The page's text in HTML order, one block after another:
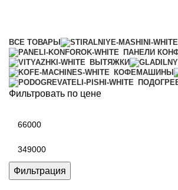
ВСЕ ТОВАРЫ
ПАНЕЛИ
ВЫТЯЖКИ
КОФЕМАШИНЫ
Фильтровать по цене
Фильтрация